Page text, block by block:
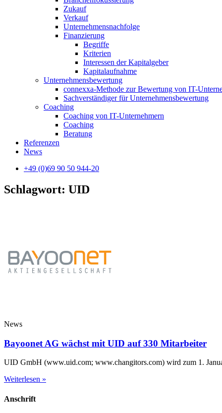
Zukauf
Verkauf
Unternehmensnachfolge
Finanzierung
Begriffe
Kriterien
Interessen der Kapitalgeber
Kapitalaufnahme
Unternehmensbewertung
connexxa-Methode zur Bewertung von IT-
Sachverständiger für Unternehmensbewertung
Coaching
Coaching von IT-Unternehmern
Coaching
Beratung
Referenzen
News
+49 (0)69 90 50 944-20
Schlagwort: UID
News
Bayoonet AG wächst mit UID auf 330 Mitarbeiter
UID GmbH (www.uid.com; www.changitors.com) wird zum 1.
Weiterlesen »
Anschrift